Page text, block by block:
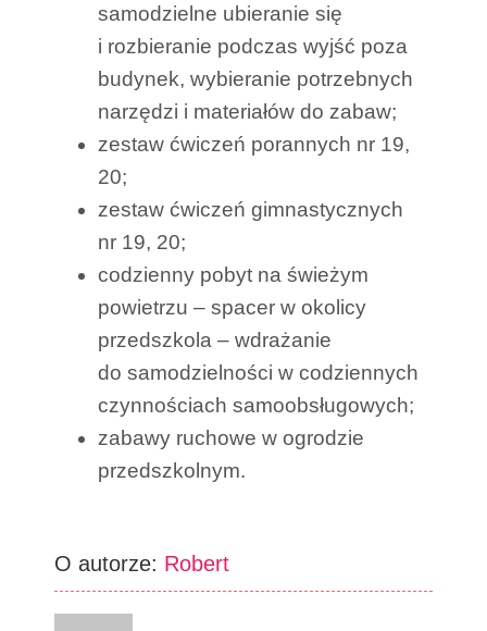
samodzielne ubieranie się
i rozbieranie podczas wyjść poza
budynek, wybieranie potrzebnych
narzędzi i materiałów do zabaw;
zestaw ćwiczeń porannych nr 19,
20;
zestaw ćwiczeń gimnastycznych
nr 19, 20;
codzienny pobyt na świeżym
powietrzu – spacer w okolicy
przedszkola – wdrażanie
do samodzielności w codziennych
czynnościach samoobsługowych;
zabawy ruchowe w ogrodzie
przedszkolnym.
O autorze: Robert